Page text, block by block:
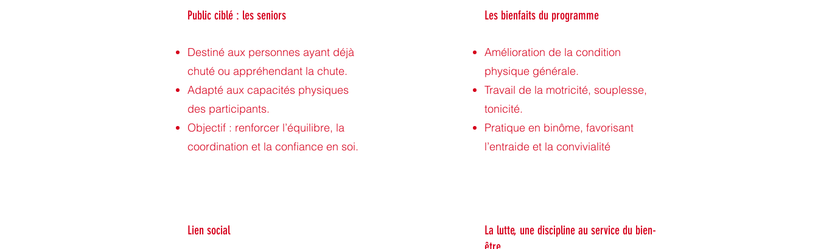
Public ciblé : les seniors
Destiné aux personnes ayant déjà
chuté ou appréhendant la chute.
Adapté aux capacités physiques
des participants.
Objectif : renforcer l’équilibre, la
coordination et la confiance en soi.
Lien social
Les bienfaits du programme
Amélioration de la condition
physique générale.
Travail de la motricité, souplesse,
tonicité.
Pratique en binôme, favorisant
l’entraide et la convivialité
La lutte, une discipline au service du bien-